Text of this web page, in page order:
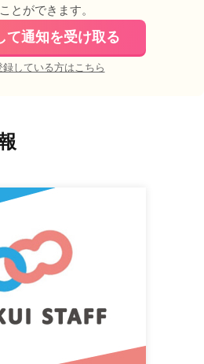
とができます。
て通知を受け取る
録している方はこちら